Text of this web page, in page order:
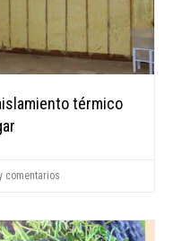
térmico
comentarios